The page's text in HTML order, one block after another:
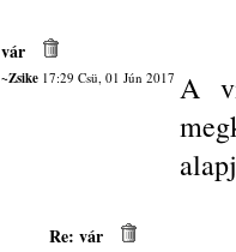
vár
~Zsike17:29 Csü, 01 Jún 2017 A
Re: vár